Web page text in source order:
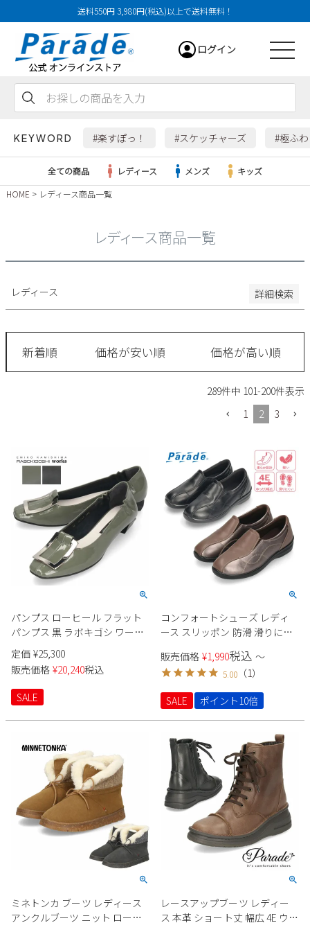
送料550円 3,980円(税込)以上で送料無料！
ログイン
KEYWORD #楽すぽっ！ #スケッチャーズ #極ふ
すべての商品
レインシューズ
ローファー
カジュアルシューズ
ワークシューズ
ブーツ
Parade
SKECHERS
moz
puma
すべての商品
サンダル
ビジネス・ドレスシューズ
ローファー
カジュアルシューズ
ワークシューズ
ウェア
Parade
SKECHERS
GAP
EDWIN
new balance
スクール
フォーマル
ブーツ
Parade
SKECHERS
new balance
asics
瞬足
レディース新入荷
メンズ新入荷
キッズ新入荷
すべての商品
レディースSALE
メンズSALE
キッズSALE
バッグ
すべての商品
リュック
ボディバッグ
ハンドバッグ
ビジネスバッグ
トートバッグ
ショルダーバッグ
財布
雑貨
すべての商品
雑貨
詳細検索
ご利用ガイド
メルマガ購買
営業日カレンダー
お問い合わせ窓口休業日
日 月 火 木 金
土
全ての商品 レディース メンズ
キッズ
HOME
レディース商品一覧
レディース商品一覧
レディース 詳細検索
29cm
29.5cm
31cm
32cm
特徴
防水・撥水
検索
新着順 価格が安い順 価格が高い順
289件中 101-200件表示
1
2 3
パンプス ローヒール フラット
パンプス 黒 ラボキゴシ ワーク
ス 12763 ブラック グレー 太ヒ
ール レディース 靴 日本製
RABOKIGOSHI works
定価 ¥25,300
販売価格 ¥20,240税込
SALE
コンフォートシューズ レディ
ース スリッポン 防滑 滑りにく
曲性 軽量 軽い 幅広 ウォーキン
グ 981402 Parade
販売価格 ¥1,990税込 〜
5.00 （1）
SALE
ポイント10倍
ミネトンカ ブーツ レディース
アンクルブーツ ニット ローヒ
レースアップブーツ レディー
ス 本革 ショート丈 幅広 4E ウエ